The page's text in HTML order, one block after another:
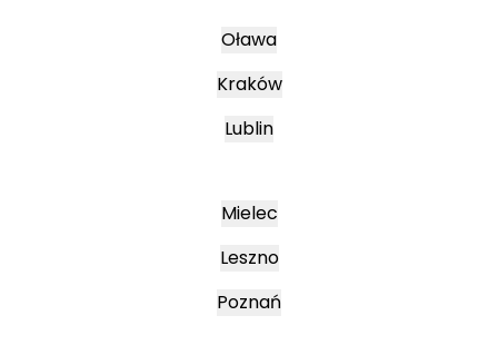
Oława
Kraków
Lublin
Mielec
Leszno
Poznań